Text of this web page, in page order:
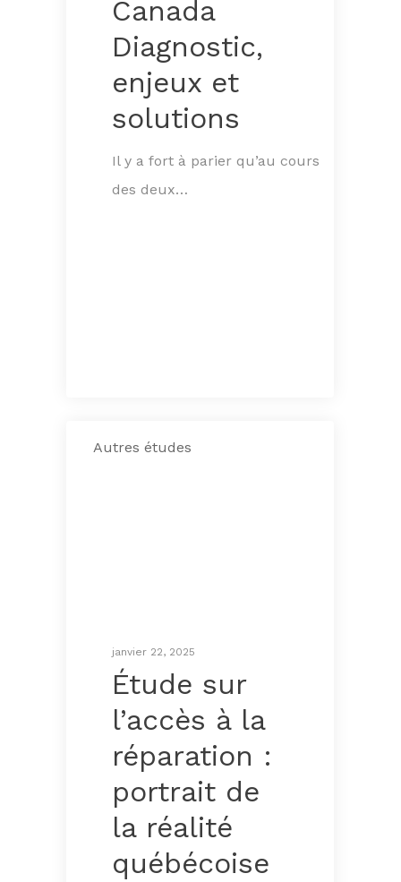
Canada
Diagnostic,
enjeux et
solutions
Il y a fort à parier qu’au cours
des deux…
Autres études
janvier 22, 2025
Étude sur
l’accès à la
réparation :
portrait de
la réalité
québécoise